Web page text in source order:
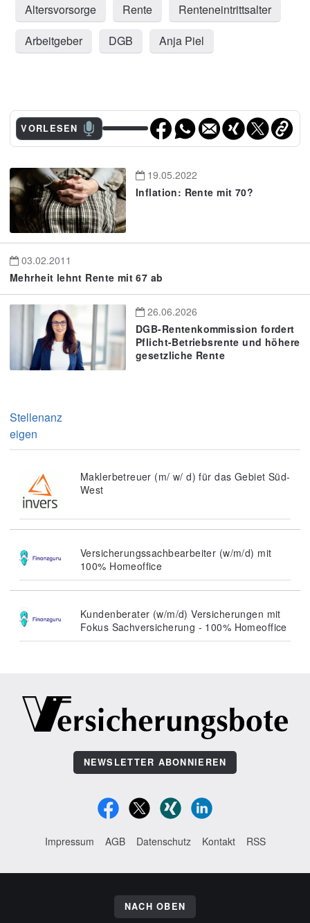
Altersvorsorge Rente
Renteneintrittsalter
Arbeitgeber
DGB Anja Piel
VORLESEN
19.05.2022
Inflation: Rente mit 70?
03.02.2011
Mehrheit lehnt Rente mit 67 ab
26.06.2026
DGB-Rentenkommission fordert
Pflicht-Betriebsrente und höhere
gesetzliche Rente
Stellenanz
eigen
Maklerbetreuer (m/ w/ d) für das Gebiet Süd-
West
Versicherungssachbearbeiter (w/m/d) mit
100% Homeoffice
Kundenberater (w/m/d) Versicherungen mit
Fokus Sachversicherung - 100% Homeoffice
NEWSLETTER ABONNIEREN
Impressum AGB Datenschutz Kontakt RSS
NACH OBEN